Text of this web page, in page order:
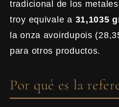
tradicional de los
troy equivale a 31,1035
la onza avoirdupois
para otros productos.
Por qué es la